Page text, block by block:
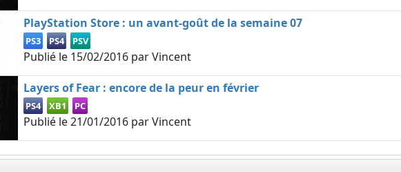
PlayStation Store : un avant-goût de la semaine 07
PS3 PS4 PSV
Publié le 15/02/2016 par Vincent
Layers of Fear : encore de la peur en février
PS4 XB1 PC
Publié le21/01/2016 par Vincent